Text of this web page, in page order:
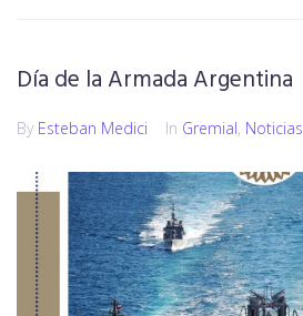
Día de la Armada Argentina
By Esteban Medici In Gremial, Noticias